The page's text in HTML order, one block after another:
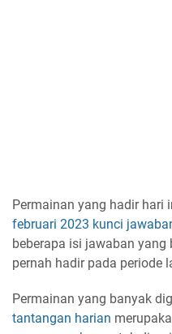
Permainan yang hadir hari
februari 2023 kunci
beberapa isi jawaban
pernah hadir pada periode
Permainan yang banyak
tantangan harian